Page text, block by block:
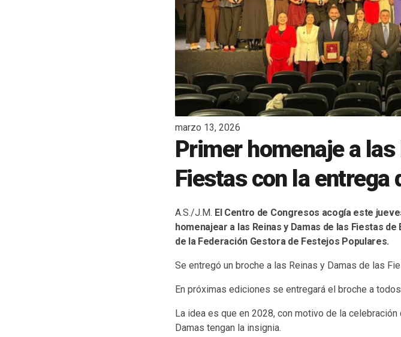
marzo 13, 2026
Primer homenaje a
Fiestas con la entrega
A.S./J.M. El Centro de Congresos acogía este
homenajear a las Reinas y Damas de las Fiestas
de la Federación Gestora de Festejos Populares.
Se entregó un broche a las Reinas y Damas de las
En próximas ediciones se entregará el broche a
La idea es que en 2028, con motivo de la
Damas tengan la insignia.